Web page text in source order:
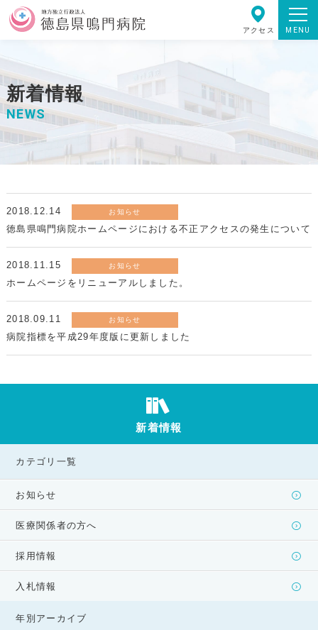
アクセス MENU
新着情報
NEWS
2018.12.14 お知らせ
徳島県鳴門病院ホームページにおける不正アクセスの発生について
2018.11.15 お知らせ
ホームページをリニューアルしました。
2018.09.11 お知らせ
病院指標を平成29年度版に更新しました
新着情報
カテゴリ一覧
お知らせ
医療関係者の方へ
採用情報
入札情報
年別アーカイブ